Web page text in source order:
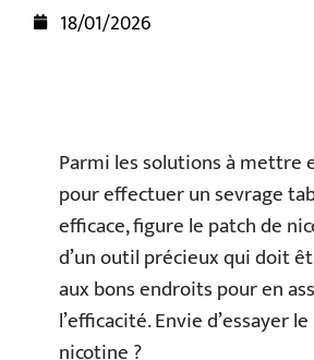
18/01/2026
Parmi les solutions à mettre
pour effectuer un sevrage
efficace, figure le patch de
d’un outil précieux qui doit
aux bons endroits pour en
l’efficacité. Envie d’essayer
nicotine ?